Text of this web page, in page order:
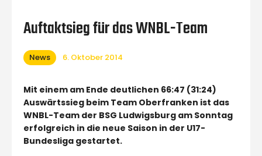
Unterstützen
Links
Auftaktsieg für das WNBL-Team
News 6. Oktober 2014
Mit einem am Ende deutlichen 66:47 (31:24)
Auswärtssieg beim Team Oberfranken ist das
WNBL-Team der BSG Ludwigsburg am Sonntag
erfolgreich in die neue Saison in der U17-
Bundesliga gestartet.